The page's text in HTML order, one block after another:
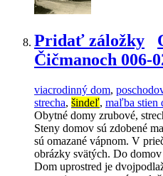
Pridať záložky
Čičmanoch 006-
viacrodinný dom,
strecha, šindeľ, maľba stien
Obytné domy zrubové,
Steny domov sú zdobené
sú omazané vápnom. V
obrázky svätých. Do
Dom uprostred je